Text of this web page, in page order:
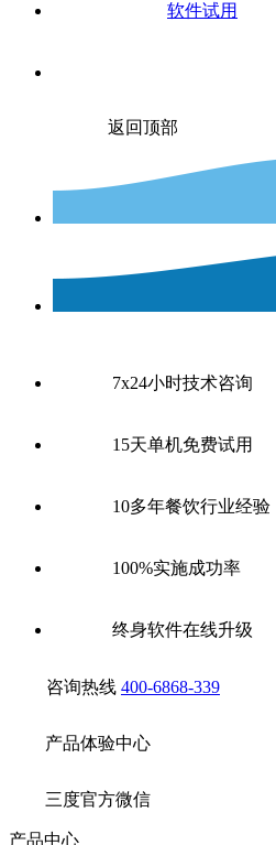
软件试用
返回顶部
7x24小时技术咨询
15天单机免费试用
10多年餐饮行业经验
100%实施成功率
终身软件在线升级
咨询热线 400-6868-339
产品体验中心
三度官方微信
产品中心